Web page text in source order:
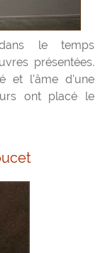
présentées.
et l'âme d'une
ont placé le